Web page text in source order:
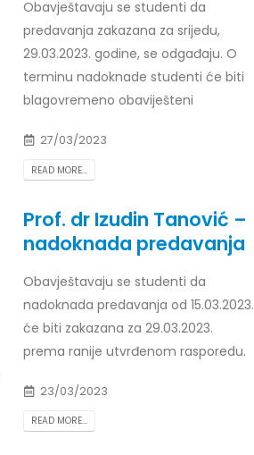
Obavještavaju se studenti da
predavanja zakazana za srijedu,
29.03.2023. godine, se odgađaju. O
terminu nadoknade studenti će biti
blagovremeno obaviješteni
27/03/2023
READ MORE...
Prof. dr Izudin Tanović –
nadoknada predavanja
Obavještavaju se studenti da
nadoknada predavanja od 15.03.2023.
će biti zakazana za 29.03.2023.
prema ranije utvrđenom rasporedu.
23/03/2023
READ MORE...